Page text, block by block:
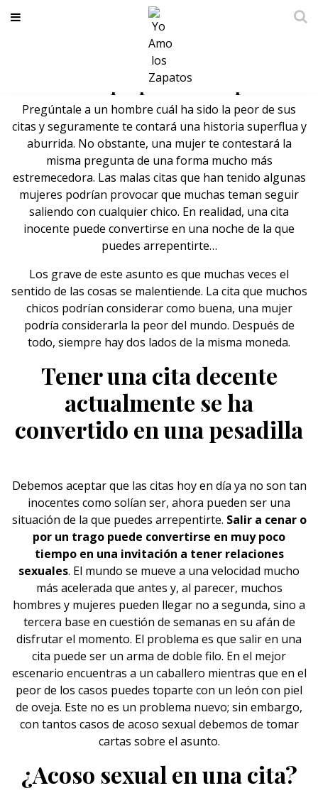
La diferencia entre una cita y una
noche de la que puedes arrepentirte
Pregúntale a un hombre cuál ha sido la peor de sus
citas y seguramente te contará una historia superflua y
aburrida. No obstante, una mujer te contestará la
misma pregunta de una forma mucho más
estremecedora. Las malas citas que han tenido algunas
mujeres podrían provocar que muchas teman seguir
saliendo con cualquier chico. En realidad, una cita
inocente puede convertirse en una noche de la que
puedes arrepentirte…
Los grave de este asunto es que muchas veces el
sentido de las cosas se malentiende. La cita que muchos
chicos podrían considerar como buena, una mujer
podría considerarla la peor del mundo. Después de
todo, siempre hay dos lados de la misma moneda.
Tener una cita decente
actualmente se ha
convertido en una pesadilla
Debemos aceptar que las citas hoy en día ya no son tan
inocentes como solían ser, ahora pueden ser una
situación de la que puedes arrepentirte. Salir a cenar o
por un trago puede convertirse en muy poco
tiempo en una invitación a tener relaciones
sexuales. El mundo se mueve a una velocidad mucho
más acelerada que antes y, al parecer, muchos
hombres y mujeres pueden llegar no a segunda, sino a
tercera base en cuestión de semanas en su afán de
disfrutar el momento. El problema es que salir en una
cita puede ser un arma de doble filo. En el mejor
escenario encuentras a un caballero mientras que en el
peor de los casos puedes toparte con un león con piel
de oveja. Este no es un problema nuevo; sin embargo,
con tantos casos de acoso sexual debemos de tomar
cartas sobre el asunto.
¿Acoso sexual en una cita?